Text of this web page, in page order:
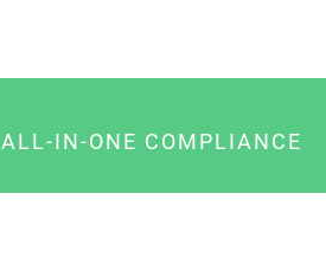
ALL-IN-ONE COMPLIANCE